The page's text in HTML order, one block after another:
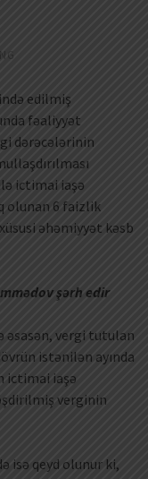
edilmiş
fəaliyyət
dərəcələrinin
ictimai iaşə
olunan 6 faizlik
əhəmiyyət kəsb
şərh edir
əsasən, vergi tutulan
istənilən ayında
ictimai iaşə
verginin
isə qeyd olunur ki,